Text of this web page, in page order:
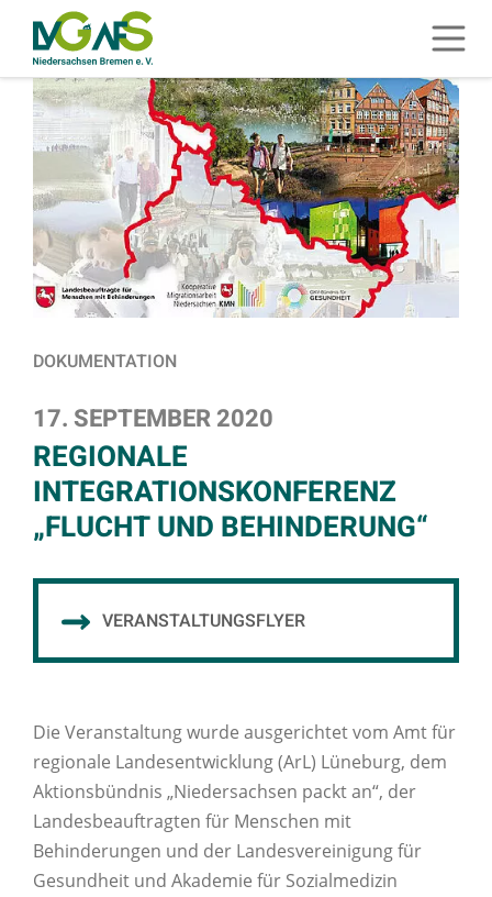
ZUM HAUPTINHALT SPRINGEN
ZUR SUCHE SPRINGEN
DOKUMENTATION
17. SEPTEMBER 2020
REGIONALE
INTEGRATIONSKONFERENZ
„FLUCHT UND BEHINDERUNG“
VERANSTALTUNGSFLYER
Die Veranstaltung wurde ausgerichtet vom Amt für
regionale Landesentwicklung (ArL) Lüneburg, dem
Aktionsbündnis „Niedersachsen packt an“, der
Landesbeauftragten für Menschen mit
Behinderungen und der Landesvereinigung für
Gesundheit und Akademie für Sozialmedizin